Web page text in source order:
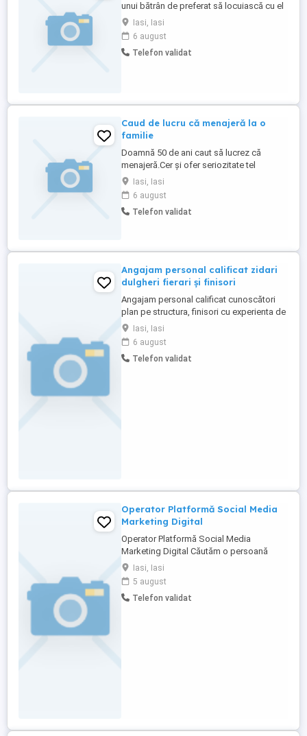
unui bătrân de preferat să locuiască cu el
Iasi, Iasi
6 august
Telefon validat
Caud de lucru că menajeră la o
familie
Doamnă 50 de ani caut să lucrez că
menajeră.Cer și ofer seriozitate tel
Iasi, Iasi
6 august
Telefon validat
Angajam personal calificat zidari
dulgheri fierari și finisori
Angajam personal calificat cunoscători
plan pe structura, finisori cu experienta de
preferat tencueli mecanizate gleturi
mecanizate daca nu aveți experiență avem
personal pentru a învăța. Oferim salariul
corect în funcție de abilitățile fiecaruia. Tel
Iasi, Iasi
6 august
Telefon validat
Operator Platformă Social Media
Marketing Digital
Operator Platformă Social Media
Marketing Digital Căutăm o persoană
organizată și creativă care să
administreze zilnic prezența noastră pe
social media și pe platforma MSN
Microsoft Start. Nu ai nevoie de
Iasi, Iasi
5 august
Telefon validat